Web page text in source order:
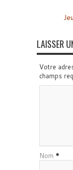
LAISSER
Votre
champs
Nom *